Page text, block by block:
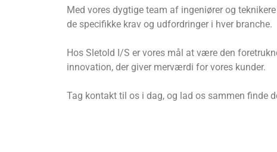
Med vores dygtige team af ingeniører og
de specifikke krav og udfordringer i hver branche.
Hos Sletold I/S er vores mål at være den
innovation, der giver merværdi for vores kunder.
Tag kontakt til os i dag, og lad os sammen finde